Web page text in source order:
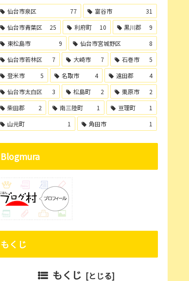
仙台市泉区 77 富谷市
31
仙台市青葉区
25 利府町 10 黒川郡
9
東松島市
9 仙台市宮城野区
8
仙台市若林区
7 大崎市 7 石巻市
5
登米市
5 名取市 4 遠田郡
4
仙台市太白区
3 松島町 2 栗原市
2
柴田郡
2 南三陸町 1 亘理町
1
山元町
1 角田市 1
Blogmura
もくじ
もくじ